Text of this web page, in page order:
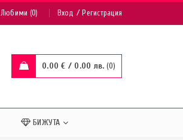
Любими (0) Вход /Регистрация
0.00€ / 0.00 лв. 0
БИЖУТА